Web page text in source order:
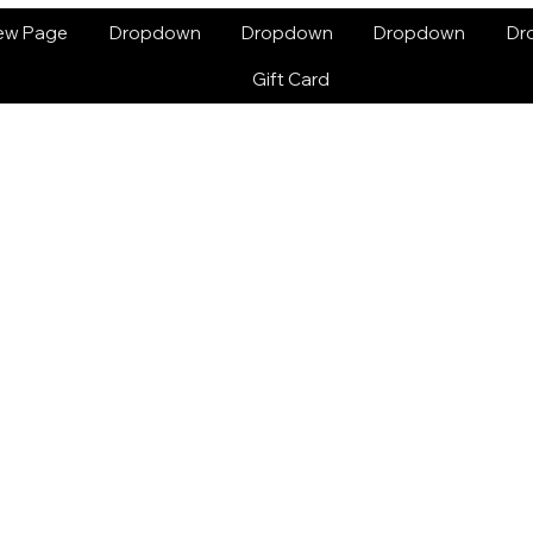
Page Dropdown Dropdown Dropdown
Gift Card